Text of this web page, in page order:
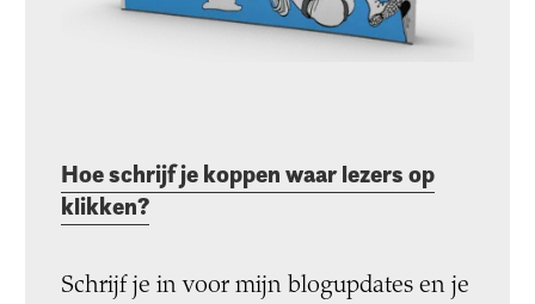
Hoe schrijf je koppen waar lezers op
klikken?
Schrijf je in voor mijn blogupdates en je